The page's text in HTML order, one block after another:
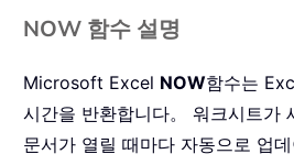
NOW 함수 설명
Microsoft Excel NOW함수는
시간을 반환합니다。 워크시트가
문서가 열릴 때마다 자동으로 업데